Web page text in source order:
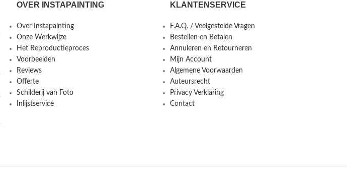
OVER INSTAPAINTING
Over Instapainting
Onze Werkwijze
Het Reproductieproces
Voorbeelden
Reviews
Offerte
Schilderij van Foto
Inlijstservice
KLANTENSERVICE
F.A.Q. / Veelgestelde Vragen
Bestellen en Betalen
Annuleren en Retourneren
Mijn Account
Algemene Voorwaarden
Auteursrecht
Privacy Verklaring
Contact